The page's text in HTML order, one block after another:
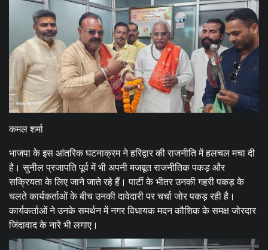
कमल शर्मा
भाजपा के इस आंतरिक घटनाक्रम ने हरिद्वार की राजनीति में हलचल मचा दी
है। सुनील प्रजापति पूर्व में भी अपनी मजबूत राजनीतिक पकड़ और
सक्रियता के लिए जाने जाते रहे हैं। पार्टी के भीतर उनकी गहरी पकड़ के
चलते कार्यकर्ताओं के बीच उनकी दावेदारी पर चर्चा जोर पकड़ रही है।
कार्यकर्ताओं ने उनके समर्थन में नगर विधायक मदन कौशिक के समक्ष जोरदार
जिंदावाद के नारे भी लगाए।